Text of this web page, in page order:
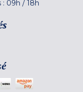
: 09h / 18h